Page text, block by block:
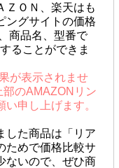
ＺＯＮ、楽天はも
ングサイトの価格
商品名、型番で
ることができま
が表示されませ
のAMAZONリン
申し上げます。
した商品は「リア
ためで価格比較サ
ないので、ぜひ商